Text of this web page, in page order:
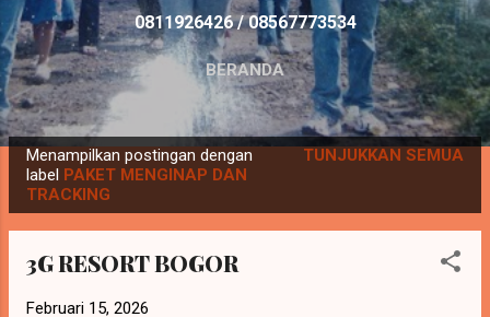
0811926426 / 08567773534
BERANDA
P
s
t
Menampilkan postingan dengan
label PAKET MENGINAP DAN
TRACKING
TUNJUKKAN SEMUA
3G RESORT BOGOR
Februari 15, 2026